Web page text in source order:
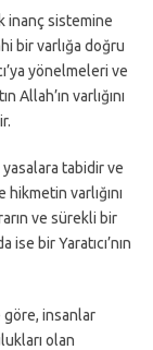
inanç sistemine
bir varlığa doğru
yönelmeleri ve
Allah’ın varlığını
tabidir ve
varlığını
ve sürekli bir
bir Yaratıcı’nın
insanlar
olan